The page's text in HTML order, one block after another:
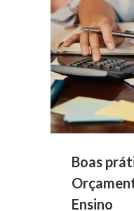
Boas
Ensino